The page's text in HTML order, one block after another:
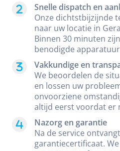
Snelle dispatch en
Onze dichtstbijzijnde
naar uw locatie in
Binnen 30 minuten
benodigde
Vakkundige en
We beoordelen de
en lossen uw
onvoorziene
altijd eerst voordat er
Nazorg en garantie
Na de service
garantiecertificaat.